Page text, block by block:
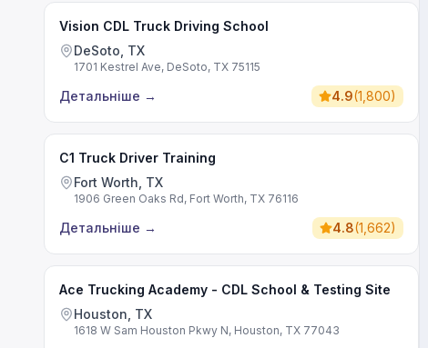
Vision CDL Truck Driving School
DeSoto, TX
1701 Kestrel Ave, DeSoto, TX 75115
Детальніше → 4.9(1,800)
C1 Truck Driver Training
Fort Worth, TX
1906 Green Oaks Rd, Fort Worth, TX 76116
Детальніше → 4.8(1,662)
Ace Trucking Academy - CDL School & Testing Site
Houston, TX
1618 W Sam Houston Pkwy N, Houston, TX 77043